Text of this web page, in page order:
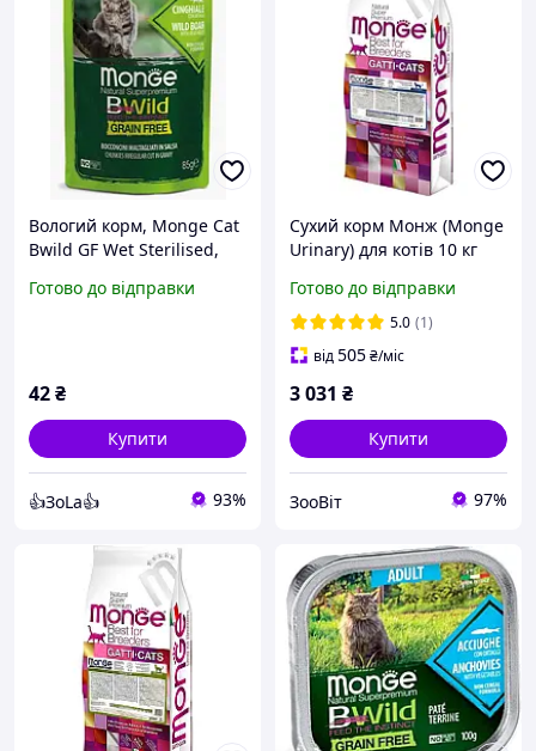
Вологий корм, Monge Cat
Bwild GF Wet Sterilised,
беззерновий шматочки в
Готово до відправки
42₴
Купити
👍ЗоLa👍 93%
Сухий корм Монж (Monge
Urinary) для котів 10 кг
Готово до відправки
5.0 (1)
від505₴/міс
3 031 ₴
Купити
ЗооВіт 97%